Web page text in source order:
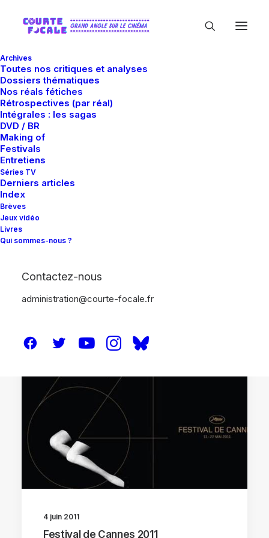
Archives
Toutes nos critiques et analyses
Dossiers thématiques
Nos réals fétiches
Rétrospectives (par réal)
Intégrales : les sagas
DVD / BR
Making of
Festivals
Entretiens
Séries TV
Derniers articles
Index
Brèves
Jeux vidéo
Livres
Qui sommes-nous ?
Contactez-nous
administration@courte-focale.fr
4 juin 2011
Festival de Cannes 2011